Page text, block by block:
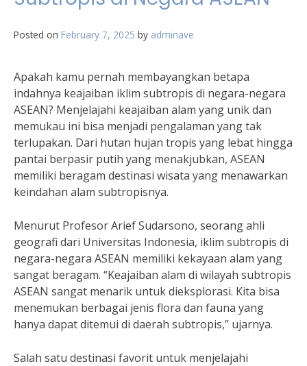
Posted on February 7, 2025 by adminave
Apakah kamu pernah membayangkan betapa
indahnya keajaiban iklim subtropis di negara-negara
ASEAN? Menjelajahi keajaiban alam yang unik dan
memukau ini bisa menjadi pengalaman yang tak
terlupakan. Dari hutan hujan tropis yang lebat hingga
pantai berpasir putih yang menakjubkan, ASEAN
memiliki beragam destinasi wisata yang menawarkan
keindahan alam subtropisnya.
Menurut Profesor Arief Sudarsono, seorang ahli
geografi dari Universitas Indonesia, iklim subtropis di
negara-negara ASEAN memiliki kekayaan alam yang
sangat beragam. “Keajaiban alam di wilayah subtropis
ASEAN sangat menarik untuk dieksplorasi. Kita bisa
menemukan berbagai jenis flora dan fauna yang
hanya dapat ditemui di daerah subtropis,” ujarnya.
Salah satu destinasi favorit untuk menjelajahi